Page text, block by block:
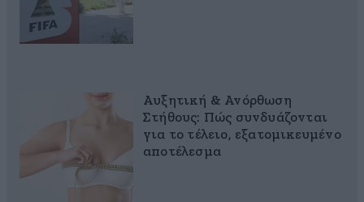
Αυξητική & Ανόρθωση
Στήθους: Πώς συνδυάζονται
για το τέλειο, εξατομικευμένο
αποτέλεσμα